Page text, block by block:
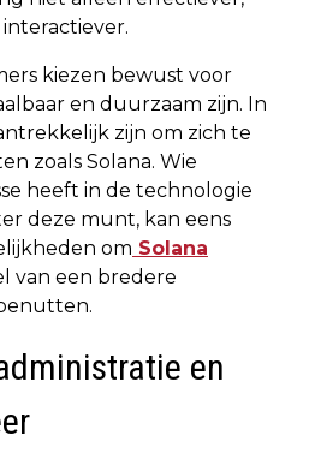
kiezen bewust voor
en duurzaam zijn. In
zijn om zich te
zoals Solana. Wie
heeft in de technologie
deze munt, kan eens
om Solana
van een bredere
en